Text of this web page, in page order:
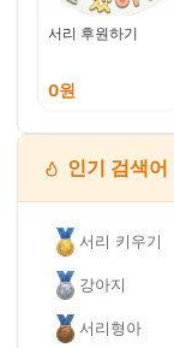
서리 후원하기
0원
인기 검색어
서리 키우기
강아지
서리형아